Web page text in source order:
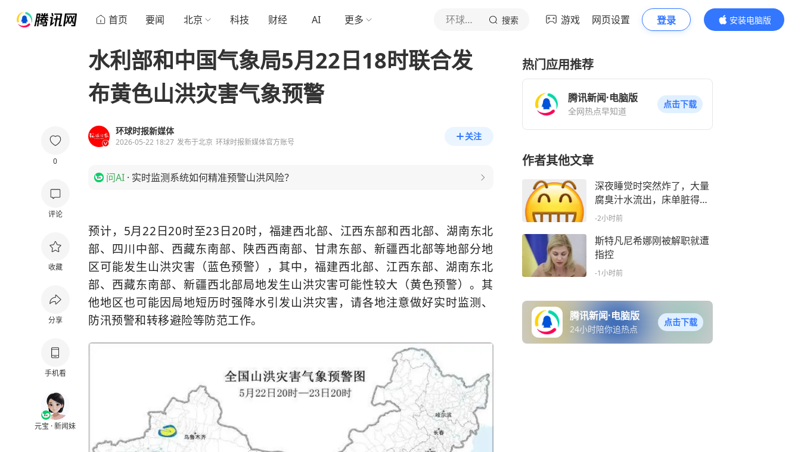
首页 要闻 北京 科技 财经 AI 更多 环球时报新媒体 搜索 游戏 网页设置 登录
安装电脑版
内容更精彩
0
评论
收藏
分享
手机看
元宝 · 新闻妹
水利部和中国气象局5月22日18时联合发
布黄色山洪灾害气象预警
环球时报新媒体
2026-05-22 18:27 发布于北京 环球时报新媒体官方账号
关注
问AI · 实时监测系统如何精准预警山洪风险？
预计，5月22日20时至23日20时，福建西北部、江西东部和西北部、湖南东北
部、四川中部、西藏东南部、陕西西南部、甘肃东部、新疆西北部等地部分地
区可能发生山洪灾害（蓝色预警），其中，福建西北部、江西东部、湖南东北
部、西藏东南部、新疆西北部局地发生山洪灾害可能性较大（黄色预警）。其
他地区也可能因局地短历时强降水引发山洪灾害，请各地注意做好实时监测、
防汛预警和转移避险等防范工作。
热门应用推荐
腾讯新闻·电脑版
全网热点早知道
点击下载
作者其他文章
深夜睡觉时突然炸了，大量
腐臭汁水流出，床单脏得一
塌糊涂……最近很多人跟
-2小时前
斯特凡尼希娜刚被解职就遭
指控
-1小时前
腾讯新闻·电脑版
24小时陪你追热点
点击下载